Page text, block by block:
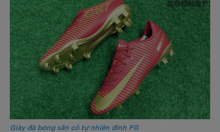
Giày đá bóng sân cỏ tự nhiên đinh FG